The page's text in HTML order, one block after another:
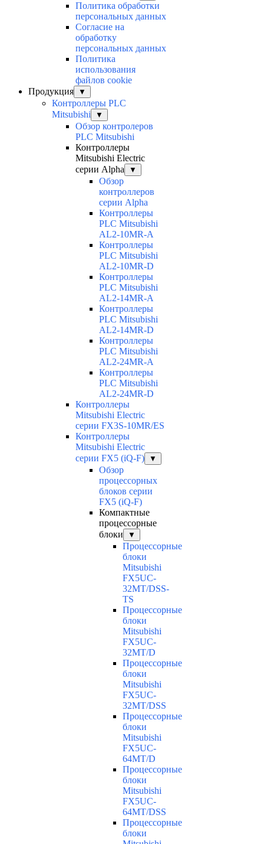
Политика обработки
персональных данных
Согласие на
обработку
персональных данных
Политика
использования
файлов cookie
Продукция
▼
Контроллеры PLC
Mitsubishi
▼
Обзор контролеров
PLC Mitsubishi
Контроллеры
Mitsubishi Electric
серии Alpha
▼
Обзор
контроллеров
серии Alpha
Контроллеры
PLC Mitsubishi
AL2-10MR-A
Контроллеры
PLC Mitsubishi
AL2-10MR-D
Контроллеры
PLC Mitsubishi
AL2-14MR-A
Контроллеры
PLC Mitsubishi
AL2-14MR-D
Контроллеры
PLC Mitsubishi
AL2-24MR-A
Контроллеры
PLC Mitsubishi
AL2-24MR-D
Контроллеры
Mitsubishi Electric
серии FX3S-10MR/ES
Контроллеры
Mitsubishi Electric
серии FX5 (iQ-F)
▼
Обзор
процессорных
блоков серии
FX5 (iQ-F)
Компактные
процессорные
блоки
▼
Процессорные
блоки
Mitsubishi
FX5UC-
32MT/DSS-
TS
Процессорные
блоки
Mitsubishi
FX5UC-
32MT/D
Процессорные
блоки
Mitsubishi
FX5UC-
32MT/DSS
Процессорные
блоки
Mitsubishi
FX5UC-
64MT/D
Процессорные
блоки
Mitsubishi
FX5UC-
64MT/DSS
Процессорные
блоки